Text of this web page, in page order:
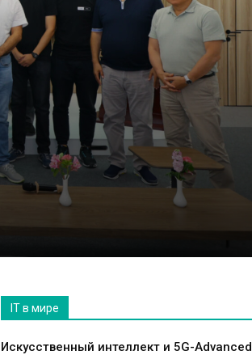
IT в мире
Искусственный интеллект и 5G-Advanced